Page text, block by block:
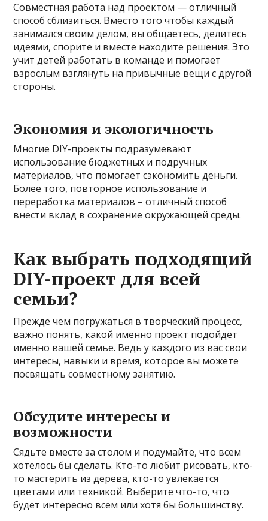
Совместная работа над проектом — отличный
способ сблизиться. Вместо того чтобы каждый
занимался своим делом, вы общаетесь, делитесь
идеями, спорите и вместе находите решения. Это
учит детей работать в команде и помогает
взрослым взглянуть на привычные вещи с другой
стороны.
Экономия и экологичность
Многие DIY-проекты подразумевают
использование бюджетных и подручных
материалов, что помогает сэкономить деньги.
Более того, повторное использование и
переработка материалов – отличный способ
внести вклад в сохранение окружающей среды.
Как выбрать подходящий
DIY-проект для всей
семьи?
Прежде чем погружаться в творческий процесс,
важно понять, какой именно проект подойдёт
именно вашей семье. Ведь у каждого из вас свои
интересы, навыки и время, которое вы можете
посвящать совместному занятию.
Обсудите интересы и
возможности
Сядьте вместе за столом и подумайте, что всем
хотелось бы сделать. Кто-то любит рисовать, кто-
то мастерить из дерева, кто-то увлекается
цветами или техникой. Выберите что-то, что
будет интересно всем или хотя бы большинству.